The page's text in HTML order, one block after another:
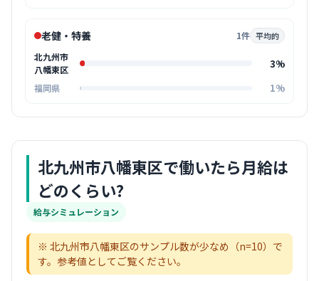
老健・特養 1件 平均的
北九州市
八幡東区
3%
福岡県 1%
北九州市八幡東区で働いたら月給は
どのくらい?
給与シミュレーション
※ 北九州市八幡東区のサンプル数が少なめ（n=10）で
す。参考値としてご覧ください。